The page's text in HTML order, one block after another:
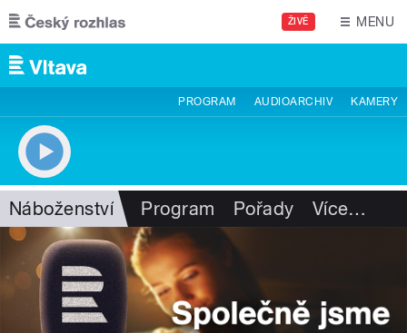
Přejít k hlavnímu obsahu
ŽIVĚ MENU
PROGRAM AUDIOARCHIV KAMERY
Náboženství Program Pořady Více…